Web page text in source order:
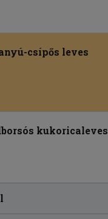
csípős leves
kukoricaleves